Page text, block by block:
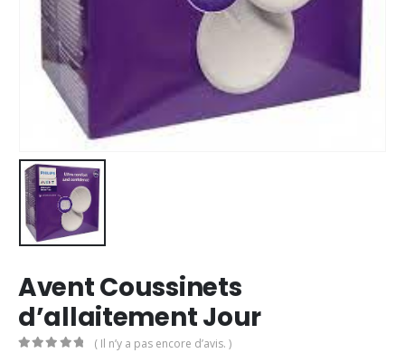
Avent Coussinets
d’allaitement Jour
( Il n’y a pas encore d’avis. )